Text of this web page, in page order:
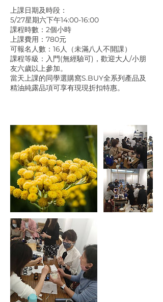
上課日期及時段：
5/27星期六下午14:00-16:00
課程時數：2個小時
上課費用：780元
可報名人數：16人（未滿八人不開課）
課程等級：入門(無經驗可)，歡迎大人/小朋
友六歲以上參加。
當天上課的同學選購窩S.BUY全系列產品及
精油純露品項可享有現現折扣特惠。